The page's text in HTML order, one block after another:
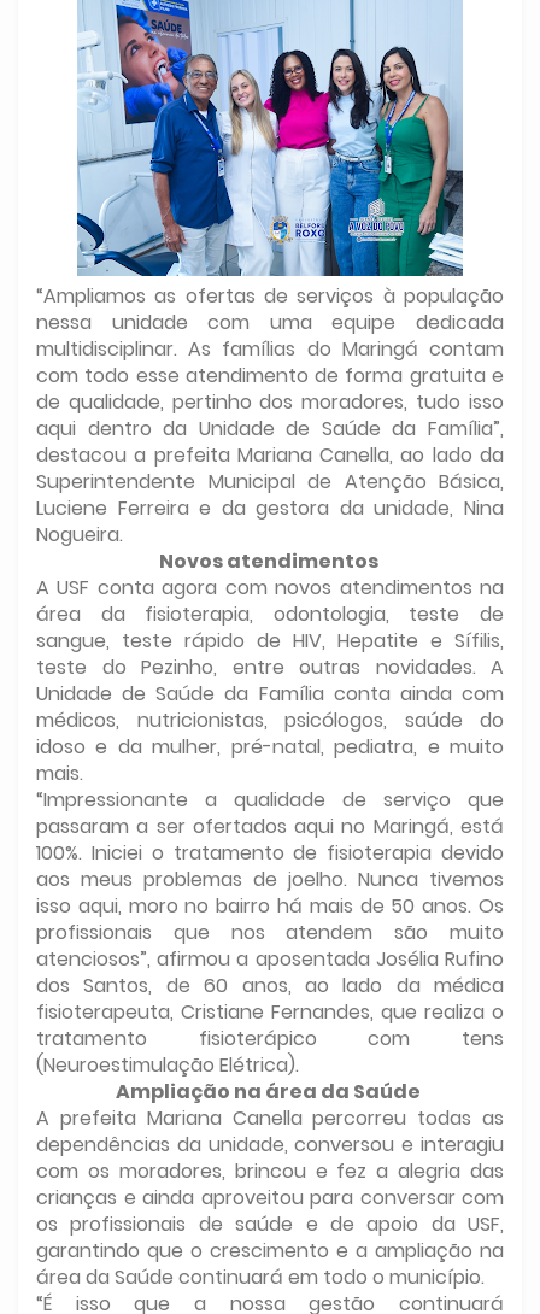
“Ampliamos as ofertas de serviços à população
nessa unidade com uma equipe dedicada
multidisciplinar. As famílias do Maringá contam
com todo esse atendimento de forma gratuita e
de qualidade, pertinho dos moradores, tudo isso
aqui dentro da Unidade de Saúde da Família”,
destacou a prefeita Mariana Canella, ao lado da
Superintendente Municipal de Atenção Básica,
Luciene Ferreira e da gestora da unidade, Nina
Nogueira.
Novos atendimentos
A USF conta agora com novos atendimentos na
área da fisioterapia, odontologia, teste de
sangue, teste rápido de HIV, Hepatite e Sífilis,
teste do Pezinho, entre outras novidades. A
Unidade de Saúde da Família conta ainda com
médicos, nutricionistas, psicólogos, saúde do
idoso e da mulher, pré-natal, pediatra, e muito
mais.
“Impressionante a qualidade de serviço que
passaram a ser ofertados aqui no Maringá, está
100%. Iniciei o tratamento de fisioterapia devido
aos meus problemas de joelho. Nunca tivemos
isso aqui, moro no bairro há mais de 50 anos. Os
profissionais que nos atendem são muito
atenciosos”, afirmou a aposentada Josélia Rufino
dos Santos, de 60 anos, ao lado da médica
fisioterapeuta, Cristiane Fernandes, que realiza o
tratamento fisioterápico com tens
(Neuroestimulação Elétrica).
Ampliação na área da Saúde
A prefeita Mariana Canella percorreu todas as
dependências da unidade, conversou e interagiu
com os moradores, brincou e fez a alegria das
crianças e ainda aproveitou para conversar com
os profissionais de saúde e de apoio da USF,
garantindo que o crescimento e a ampliação na
área da Saúde continuará em todo o município.
“É isso que a nossa gestão continuará